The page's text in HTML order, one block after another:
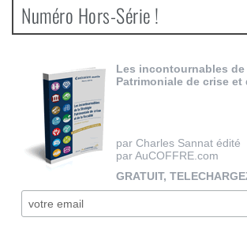
Numéro Hors-Série !
Les incontournables de
Patrimoniale de crise
par Charles Sannat édité
par AuCOFFRE.com
GRATUIT,